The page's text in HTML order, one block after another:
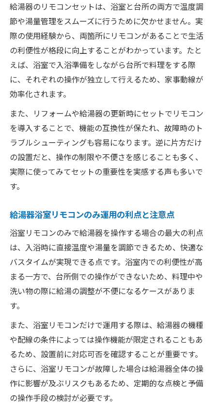
給湯器リモコンの設置場所で暮らしが変わる理
由
給湯器リモコンキッチン設置の実用効果を
検証
浴室リモコン位置で給湯器の使い勝手が変
わる
イント
給湯器リモコン位置で生活動線がどう変化
するか
給湯器リモコンつけっぱなしのリスクと対
給湯器台所リモコン後付け時の注意点と工
夫
浴室リモコンのみ交換でできる給湯器活用
術
給湯器リモコン単独交換の判断基準と実例
紹介
給湯器リモコンセット追加で得られる新機
能
浴室だけのリモコン運用が可能な条件とは何か
給湯器浴室リモコンのみ運用のメリットと
制限
給湯器リモコン仕組みから見る浴室単独設
給湯器のリモコンセットは、浴室と台所の両方で温度調
節や湯量管理をスムーズに行うために欠かせません。実
際の使用経験から、両箇所にリモコンがあることで生活
の利便性が格段に向上することがわかっています。たと
えば、浴室で入浴準備をしながら台所で料理をする際
に、それぞれの操作が独立して行えるため、家事動線が
効率化されます。
また、リフォームや給湯器の更新時にセットでリモコン
を導入することで、機能の互換性が保たれ、故障時のト
ラブルシューティングも容易になります。逆に片方だけ
の設置だと、操作の制限や不便さを感じることも多く、
実際に使ってみてセットの重要性を実感する声も多いで
す。
給湯器浴室リモコンのみ運用の利点と注意点
浴室リモコンのみで給湯器を操作する場合の最大の利点
は、入浴時に直接温度や湯量を調節できるため、快適な
バスタイムが実現できる点です。浴室内での利便性が高
まる一方で、台所側での操作ができないため、料理中や
洗い物の際に給湯の調整が不便になるケースがありま
す。
また、浴室リモコンだけで運用する際は、給湯器の機種
や配線の条件によっては操作機能が限定されることもあ
るため、設置前に対応可否を確認することが重要です。
さらに、浴室リモコンが故障した場合は給湯器全体の操
作に影響が及ぶリスクもあるため、定期的な点検と予備
の操作手段の検討が必要です。